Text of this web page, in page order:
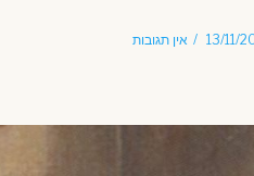
13/11/ אין תגובות